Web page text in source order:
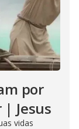
por
Jesus
vidas